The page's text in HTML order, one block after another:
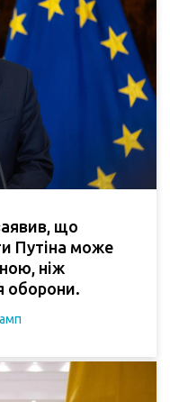
що
Путіна може
ніж
оборони.